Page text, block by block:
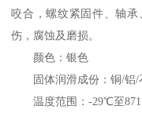
咬合，螺纹紧固件、轴
伤，腐蚀及磨损。
颜色：银色
固体润滑成份：铜/铝/
温度范围：-29℃至